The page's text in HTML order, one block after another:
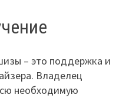
– это поддержка и
Владелец
необходимую